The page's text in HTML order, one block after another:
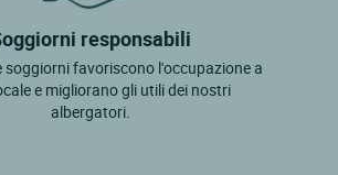
responsabili
soggiorni favoriscono l'occupazione a
e migliorano gli utili dei nostri
albergatori.